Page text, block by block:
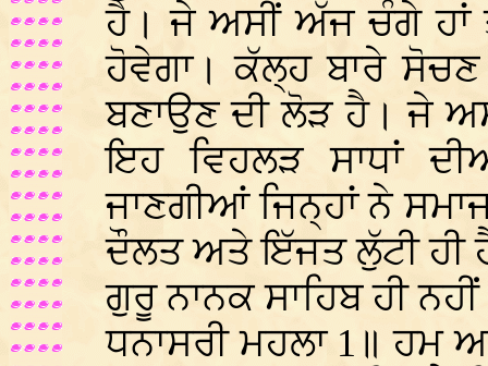
ਹੈ। ਜੇ ਅਸੀਂ ਅੱਜ ਚੰਗੇ ਹਾਂ
ਹੋਵੇਗਾ। ਕੱਲ੍ਹ ਬਾਰੇ
ਬਣਾਉਣ ਦੀ ਲੋੜ ਹੈ। ਜੇ
ਇਹ ਵਿਹਲੜ ਸਾਧਾਂ
ਜਾਣਗੀਆਂ ਜਿਨ੍ਹਾਂ ਨੇ
ਦੌਲਤ ਅਤੇ ਇੱਜਤ ਲੁੱਟੀ ਹੀ
ਗੁਰੂ ਨਾਨਕ ਸਾਹਿਬ ਹੀ
ਧਨਾਸਰੀ ਮਹਲਾ 1॥ ਹਮ